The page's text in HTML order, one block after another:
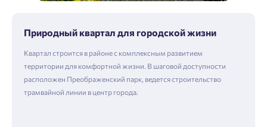
Природный квартал для городской жизни
Квартал строится в районе с комплексным развитием
территории для комфортной жизни. В шаговой доступности
расположен Преображенский парк, ведется строительство
трамвайной линии в центр города.